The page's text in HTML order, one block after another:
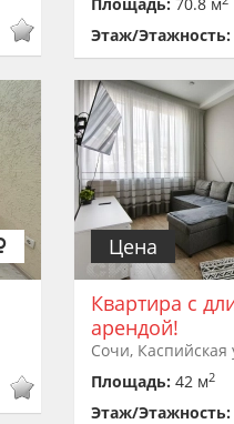
Этаж/Этажность:
Цена
Квартира с
арендой!
Сочи, Каспийская
Площадь: 42 м2
Этаж/Этажность: